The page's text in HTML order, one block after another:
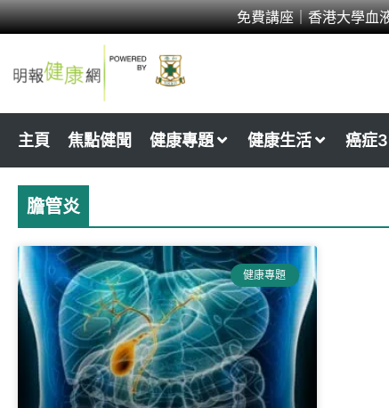
免費講座｜香港大學血
Skip
to
content
主頁 焦點健聞 健康專題 健康生活 癌症
膽管炎
健康專題